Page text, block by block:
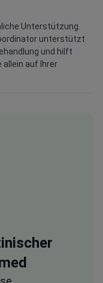
Unterstützung.
unterstützt
und hilft
allein auf Ihrer